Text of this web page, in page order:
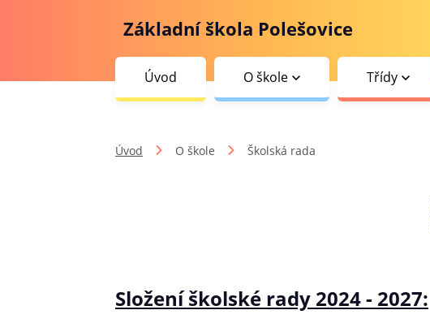
Základní škola Polešovice
Úvod O škole Třídy
Úvod O škole Školská rada
Složení školské rady 2024 - 2027: